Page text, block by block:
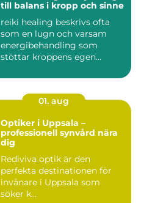
till balans i kropp och sinne
reiki healing beskrivs ofta
som en lugn och varsam
energibehandling som
stöttar kroppens egen
01. aug
Optiker i Uppsala –
professionell synvård nära
dig
Rediviva optik är den
perfekta destinationen för
invånare i Uppsala som
söker k...